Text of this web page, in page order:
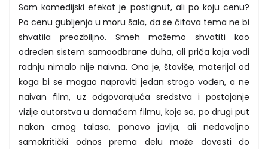
Sam komedijski efekat je postignut, ali po koju cenu?
Po cenu gubljenja u moru šala, da se čitava tema ne bi
shvatila preozbiljno. Smeh možemo shvatiti kao
određen sistem samoodbrane duha, ali priča koja vodi
radnju nimalo nije naivna. Ona je, štaviše, materijal od
koga bi se mogao napraviti jedan strogo vođen, a ne
naivan film, uz odgovarajuća sredstva i postojanje
vizije autorstva u domaćem filmu, koje se, po drugi put
nakon crnog talasa, ponovo javlja, ali nedovoljno
samokritički odnos prema delu može dovesti do